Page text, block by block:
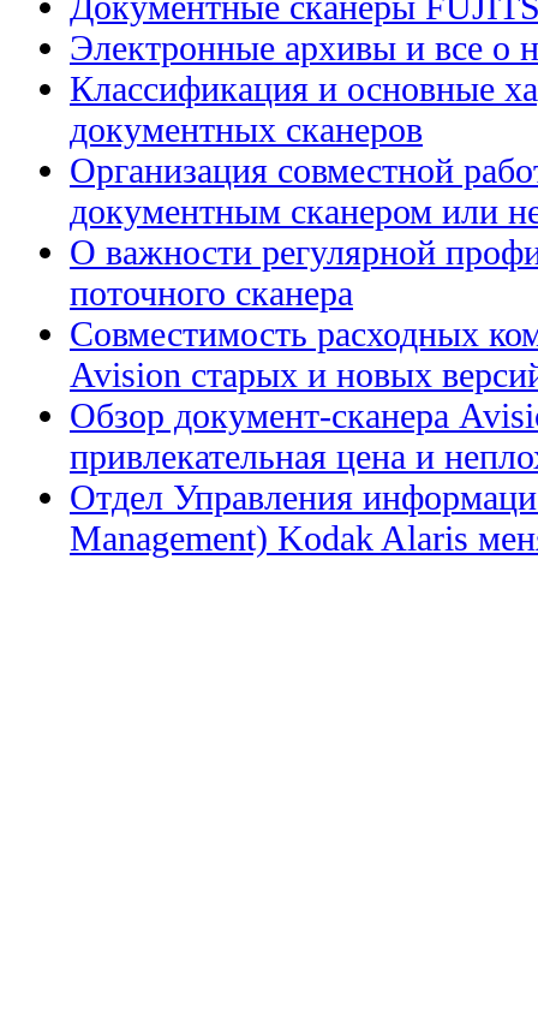
Электронные архивы и все о
Классификация и основные
документных сканеров
Организация совместной
документным сканером или
О важности регулярной
поточного сканера
Совместимость расходных
Avision старых и новых
Обзор документ-сканера
привлекательная цена и
Отдел Управления
Management) Kodak Alaris